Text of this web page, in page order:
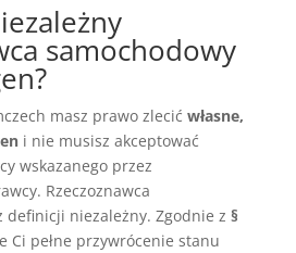
samochodowy
masz prawo zlecić własne,
i nie musisz akceptować
wskazanego przez
Rzeczoznawca
definicji niezależny. Zgodnie z §
Ci pełne przywrócenie stanu